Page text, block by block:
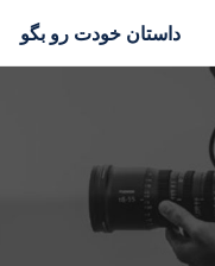
داستان خودت رو بگو